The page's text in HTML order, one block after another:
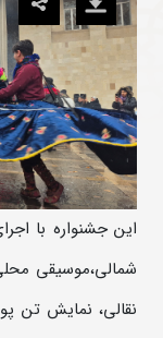
این جشنواره با
شمالی،موسیقی
نقالی، نمایش تن